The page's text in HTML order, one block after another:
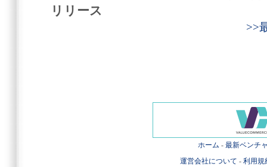
リリース
>>
ホーム - 最新ベンチ
運営会社について - 利用規